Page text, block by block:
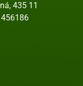
435 11